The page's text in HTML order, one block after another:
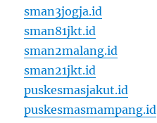
sman3jogja.id
sman81jkt.id
sman2malang.id
sman21jkt.id
puskesmasjakut.id
puskesmasmampang.id